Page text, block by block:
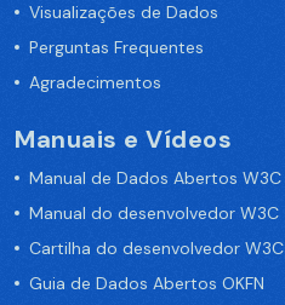
Visualizações de Dados
Perguntas Frequentes
Agradecimentos
Manuais e Vídeos
Manual de Dados Abertos W3C
Manual do desenvolvedor W3C
Cartilha do desenvolvedor W3C
Guia de Dados Abertos OKFN